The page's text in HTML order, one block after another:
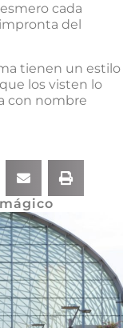
cada
del
tienen un estilo
los visten lo
con nombre